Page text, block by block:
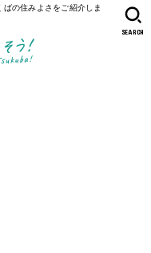
の住みよさをご紹介しま
SEARCH